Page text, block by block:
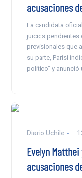
acusaciones
La candidata
juicios pendientes
previsionales que
su parte, Parisi
político” y anunció
Diario Uchile
Evelyn
acusaciones